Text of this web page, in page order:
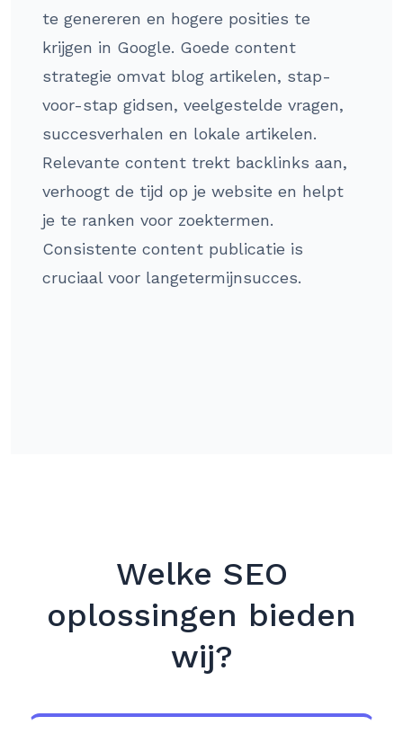
te genereren en hogere posities te
krijgen in Google. Goede content
strategie omvat blog artikelen, stap-
voor-stap gidsen, veelgestelde vragen,
succesverhalen en lokale artikelen.
Relevante content trekt backlinks aan,
verhoogt de tijd op je website en helpt
je te ranken voor zoektermen.
Consistente content publicatie is
cruciaal voor langetermijnsucces.
Welke SEO
oplossingen bieden
wij?